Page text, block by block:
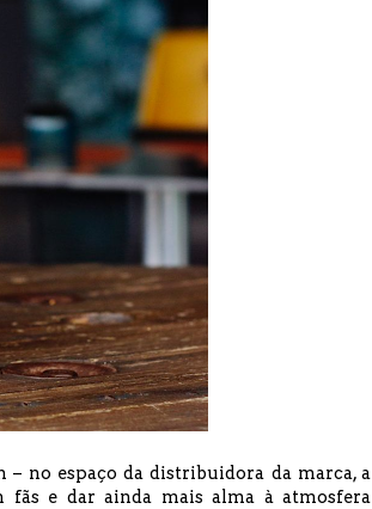
no espaço da distribuidora da marca, a
e dar ainda mais alma à atmosfera